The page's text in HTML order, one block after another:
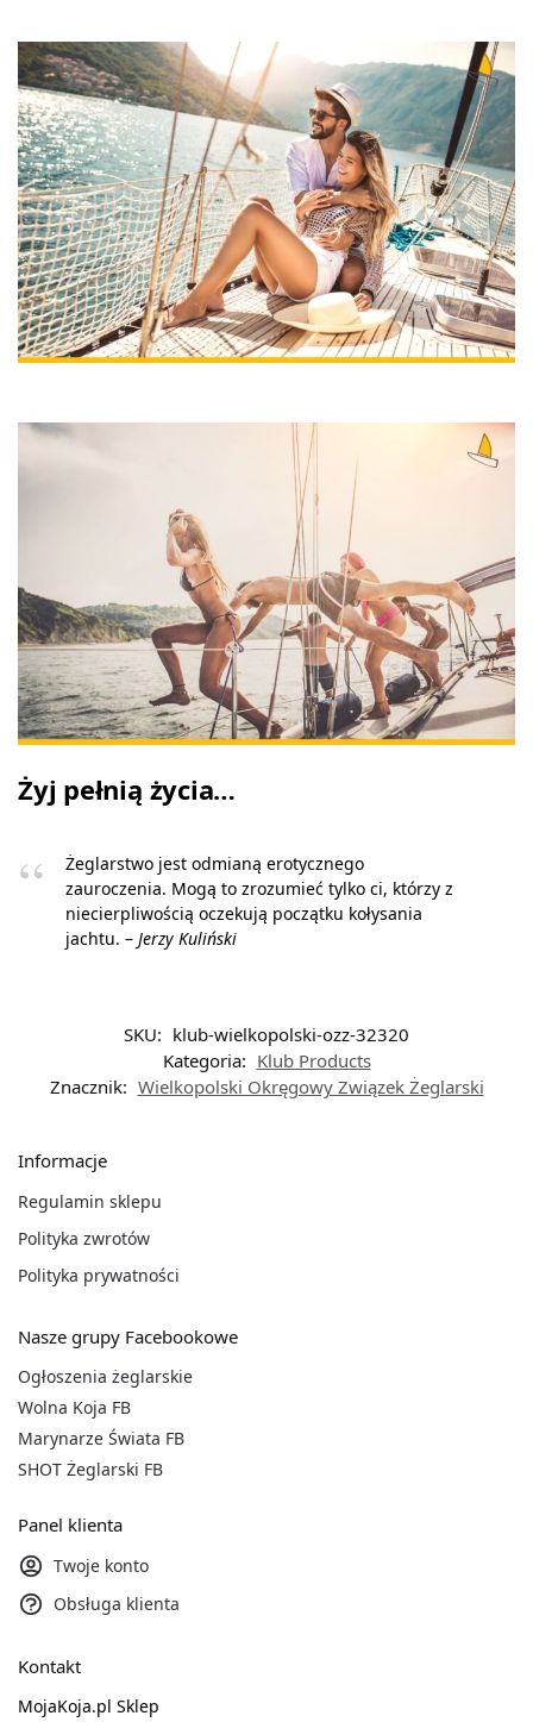
Żyj pełnią życia…
Żeglarstwo jest odmianą erotycznego
zauroczenia. Mogą to zrozumieć tylko ci, którzy z
niecierpliwością oczekują początku kołysania
jachtu. – Jerzy Kuliński
SKU: klub-wielkopolski-ozz-32320
Kategoria: Klub Products
Znacznik: Wielkopolski Okręgowy Związek Żeglarski
Informacje
Regulamin sklepu
Polityka zwrotów
Polityka prywatności
Nasze grupy Facebookowe
Ogłoszenia żeglarskie
Wolna Koja FB
Marynarze Świata FB
SHOT Żeglarski FB
Panel klienta
Twoje konto
Obsługa klienta
Kontakt
MojaKoja.pl Sklep